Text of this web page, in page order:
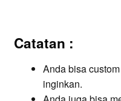
Catatan :
Anda bisa
inginkan.